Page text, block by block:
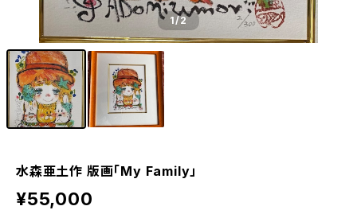
1/2
水森亜土作 版画「My Family」
¥55,000